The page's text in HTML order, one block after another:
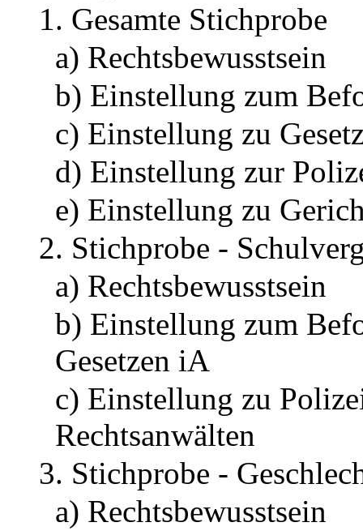
1. Gesamte Stichprobe
a) Rechtsbewusstsein
b) Einstellung zum
c) Einstellung zu
d) Einstellung zur
e) Einstellung zu
2. Stichprobe -
a) Rechtsbewusstsein
b) Einstellung zum
Gesetzen iA
c) Einstellung zu
Rechtsanwälten
3. Stichprobe -
a) Rechtsbewusstsein